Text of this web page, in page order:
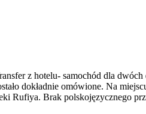
z hotelu- samochód dla
dokładnie omówione. Na
Rufiya. Brak polskojęzycznego